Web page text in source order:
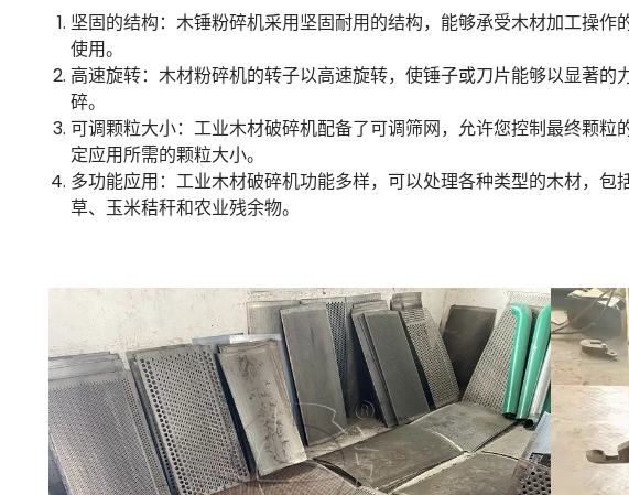
坚固的结构：木锤粉碎机采用坚固耐用的结构，能够承受木材加工操
使用。
高速旋转：木材粉碎机的转子以高速旋转，使锤子或刀片能够以显著
碎。
可调颗粒大小：工业木材破碎机配备了可调筛网，允许您控制最终颗
定应用所需的颗粒大小。
多功能应用：工业木材破碎机功能多样，可以处理各种类型的木材，
草、玉米秸秆和农业残余物。